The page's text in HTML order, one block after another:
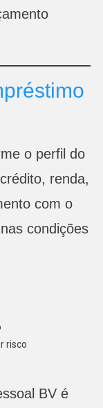
o perfil do
renda,
com o
condições
risco
BV é